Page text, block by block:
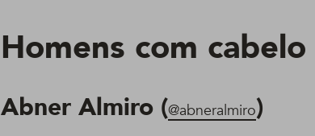
Homens com
Abner Almiro (@abneralmiro)